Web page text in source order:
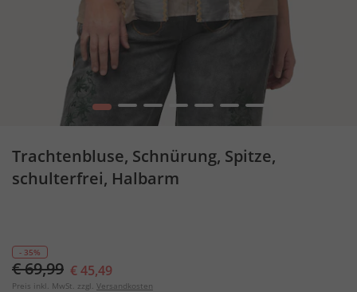
1 2 3 4 5 6 7
Trachtenbluse, Schnürung, Spitze,
schulterfrei, Halbarm
- 35%
€ 69,99 € 45,49
Preis inkl. MwSt. zzgl. Versandkosten